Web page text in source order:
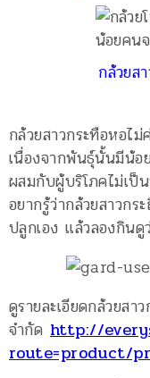
กล้วยส
กล้วยสาวกระทือหอไ
เนื่องจากพันธุ์นั้นมีน้อ
ผสมกับผู้บริโภคไม่เป็
อยากรู้ว่ากล้วยสาวก
ปลูกเอง แล้วลองกินดู
ดูรายละเอียดกล้วยส
จำกัด http://
route=product/